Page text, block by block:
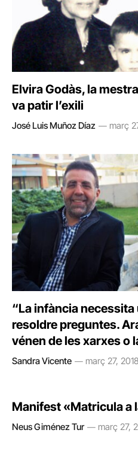
Elvira Godàs, la
va patir l’exili
José Luis Muñoz Díaz març
“La infància
resoldre preguntes.
vénen de les xarxes o
Sandra Vicente març 27, 2018
Manifest «Matricula a
Neus Giménez Tur març 27,